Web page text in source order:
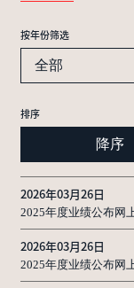
按年份筛选
全部
排序
降序
2026年03月26日
2025年度业绩公布网
2026年03月26日
2025年度业绩公布网